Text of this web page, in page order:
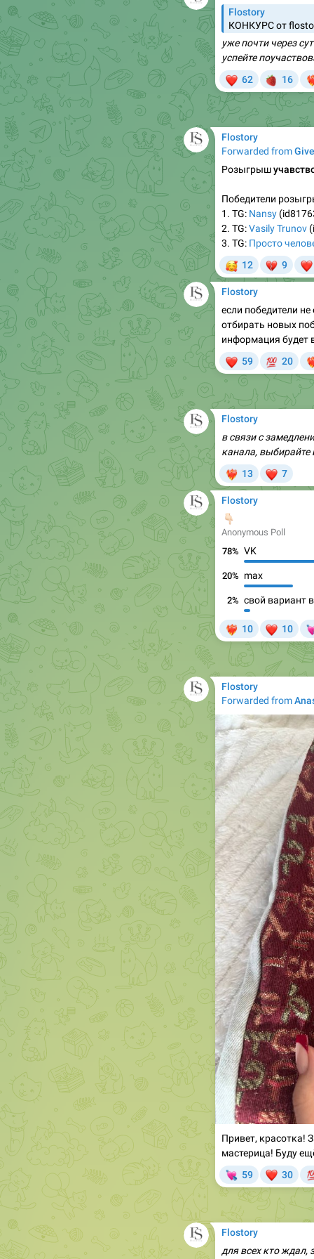
уже почти через
успейте
❤
62
🍓
16
Flostory
Forwarded from
Розыгрыш
Победители
2. TG:Vasily Trunov
3. TG: Просто
🥰
12
💔
9
Flostory
если победители не
отбирать новых
информация будет
❤
59
💯
20
Flostory
в связи с
канала, выбирайте
❤‍🔥
13
❤
7
Flostory
👇🏻
Anonymous Poll
78%
20%
2%
❤‍🔥
10
❤
10
Flostory
Forwarded from
Привет,
мастерица! Буду
💘
59
❤
30
Flostory
для всех кто ждал,
🤍
много новинок,